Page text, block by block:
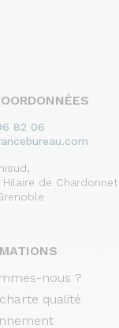
82 06
Hilaire de Chardonnet
nous ?
qualité